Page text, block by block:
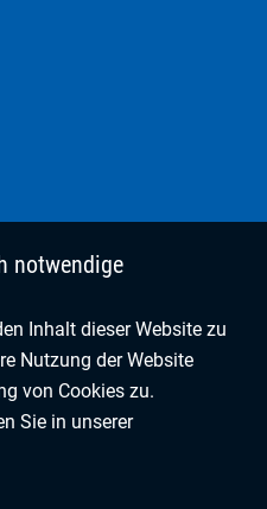
notwendige
Inhalt dieser Website zu
Nutzung der Website
von Cookies zu.
Sie in unserer